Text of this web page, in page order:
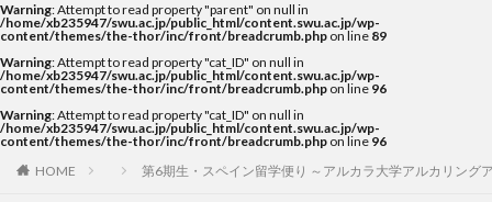
Warning: Attempt to read property "parent" on null in
/home/xb235947/swu.ac.jp/public_html/content.swu.ac.jp/wp-
content/themes/the-thor/inc/front/breadcrumb.php on line 89
Warning: Attempt to read property "cat_ID" on null in
/home/xb235947/swu.ac.jp/public_html/content.swu.ac.jp/wp-
content/themes/the-thor/inc/front/breadcrumb.php on line 96
Warning: Attempt to read property "cat_ID" on null in
/home/xb235947/swu.ac.jp/public_html/content.swu.ac.jp/wp-
content/themes/the-thor/inc/front/breadcrumb.php on line 96
HOME
第6期生・スペイン留学便り ～アルカラ大学アルカリング
KF
NEWS
STUDENTS OF THE YEAR
Temple University Japan Campus（TUJ）
The British School in Tokyo（BST）
UQ
アルカラ
アルカラ大学
アルカラ大学あるかリングア
インターンシップ